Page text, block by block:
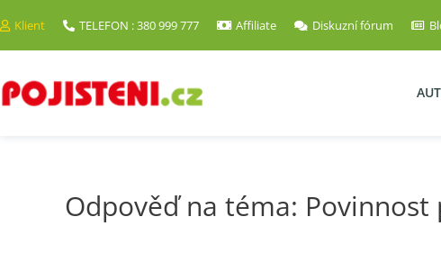
Klient TELEFON : 380 999 777 Affiliate Diskuzní fórum
Odpověď na téma: